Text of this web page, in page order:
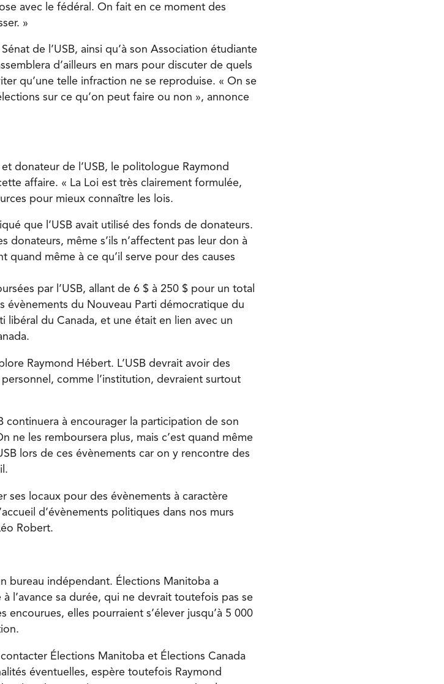
avec le fédéral. On fait en ce moment des
»
de l’USB, ainsi qu’à son Association étudiante
d’ailleurs en mars pour discuter de quels
qu’une telle infraction ne se reproduise. « On se
sur ce qu’on peut faire ou non », annonce
donateur de l’USB, le politologue Raymond
affaire. « La Loi est très clairement formulée,
pour mieux connaître les lois.
que l’USB avait utilisé des fonds de donateurs.
donateurs, même s’ils n’affectent pas leur don à
quand même à ce qu’il serve pour des causes
par l’USB, allant de 6 $ à 250 $ pour un total
évènements du Nouveau Parti démocratique du
libéral du Canada, et une était en lien avec un
Raymond Hébert. L’USB devrait avoir des
comme l’institu­tion, devraient surtout
continuera à encourager la participation de son
ne les remboursera plus, mais c’est quand même
lors de ces évènements car on y rencontre des
ses locaux pour des évènements à caractère
d’évènements politiques dans nos murs
Robert.
bureau indépendant. Élections Manitoba a
l’avance sa durée, qui ne devrait toutefois pas se
encourues, elles pourraient s’élever jusqu’à 5 000
Élections Manitoba et Élections Canada
éventuelles, espère toutefois Raymond